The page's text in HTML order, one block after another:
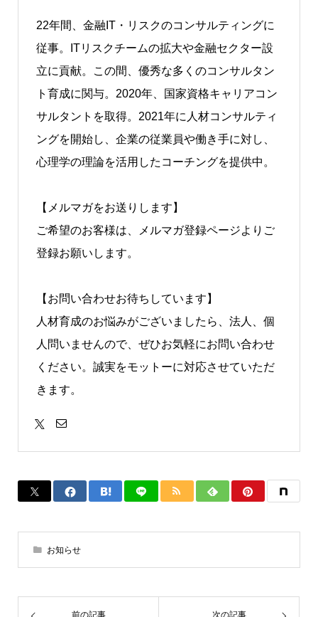
22年間、⾦融IT・リスクのコンサルティングに
従事。ITリスクチームの拡大や金融セクター設
立に貢献。この間、優秀な多くのコンサルタン
ト育成に関与。2020年、国家資格キャリアコン
サルタントを取得。2021年に⼈材コンサルティ
ングを開始し、企業の従業員や働き手に対し、
心理学の理論を活用したコーチングを提供中。
【メルマガをお送りします】
ご希望のお客様は、メルマガ登録ページよりご
登録お願いします。
【お問い合わせお待ちしています】
人材育成のお悩みがございましたら、法人、個
人問いませんので、ぜひお気軽にお問い合わせ
ください。誠実をモットーに対応させていただ
きます。
お知らせ
前の記事 次の記事